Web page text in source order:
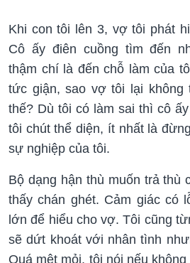
Khi con tôi lên 3, vợ tôi phát
Cô ấy điên cuồng tìm đến
thậm chí là đến chỗ làm của
tức giận, sao vợ tôi lại không
thế? Dù tôi có làm sai thì cô
tôi chút thể diện, ít nhất là
sự nghiệp của tôi.
Bộ dạng hận thù muốn trả thù
thấy chán ghét. Cảm giác có
lớn để hiểu cho vợ. Tôi cũng
sẽ dứt khoát với nhân tình
Quá mệt mỏi, tôi nói nếu